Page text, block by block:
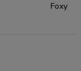
Foxy